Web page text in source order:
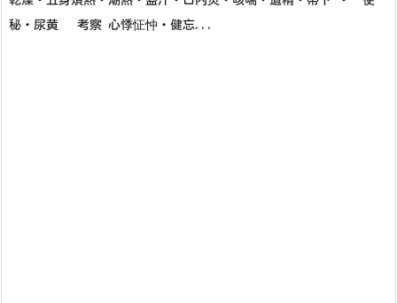
秘・尿黄 考察 心悸怔忡・健忘...